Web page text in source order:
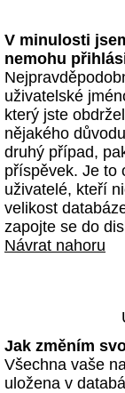
V minulosti
nemohu
uživatelské
který jste
nějakého
druhý případ,
příspěvek. Je to
uživatelé, kteří
velikost
zapojte se do
Návrat nahoru
Jak změním
Všechna vaše
uložena v